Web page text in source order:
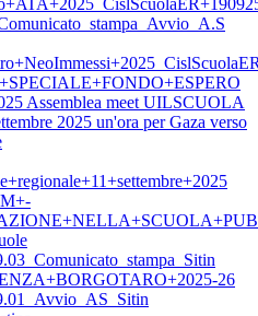
Assemblea meet UILSCUOLA
2025 un'ora per Gaza verso
26